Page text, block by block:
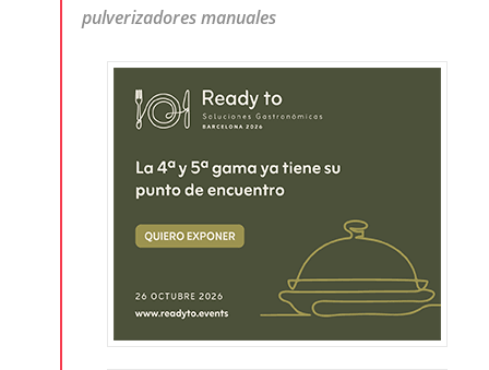
pulverizadores manuales